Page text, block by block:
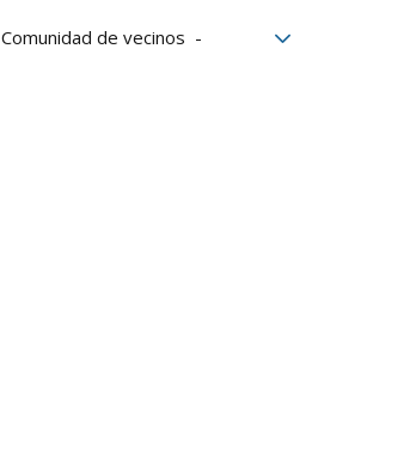
Comunidad de vecinos